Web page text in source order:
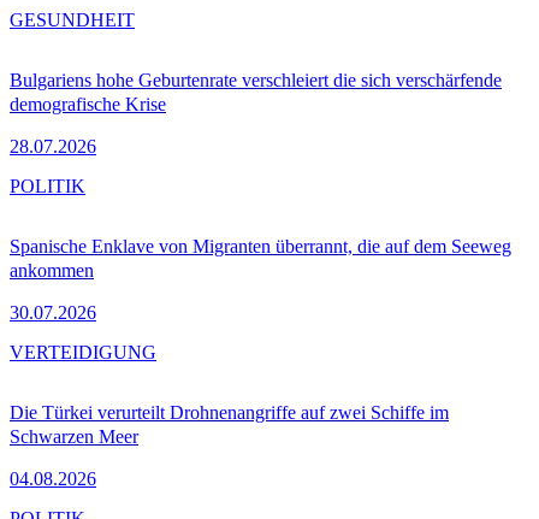
Bulgariens hohe Geburtenrate verschleiert die sich verschärfende
demografische Krise
28.07.2026
GESUNDHEIT
Spanische Enklave von Migranten überrannt, die auf dem Seeweg
ankommen
30.07.2026
POLITIK
Die Türkei verurteilt Drohnenangriffe auf zwei Schiffe im
Schwarzen Meer
04.08.2026
VERTEIDIGUNG